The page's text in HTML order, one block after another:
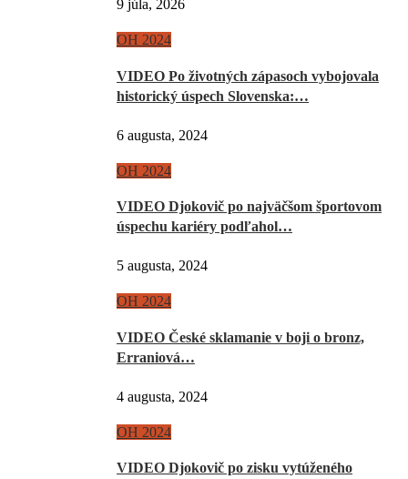
9 júla, 2026
OH 2024
VIDEO Po životných zápasoch vybojovala
historický úspech Slovenska:…
6 augusta, 2024
OH 2024
VIDEO Djokovič po najväčšom športovom
úspechu kariéry podľahol…
5 augusta, 2024
OH 2024
VIDEO České sklamanie v boji o bronz,
Erraniová…
4 augusta, 2024
OH 2024
VIDEO Djokovič po zisku vytúženého